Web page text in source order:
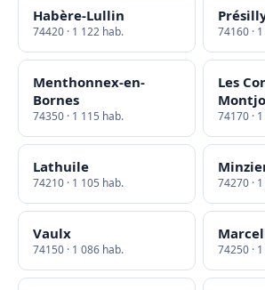
Habère-Lullin
74420 · 1 122 hab. 74160 ·
Menthonnex-en-
Bornes
74350 · 1 115 hab.
Les
74170 ·
Lathuile
74210 · 1 105 hab. 74270 ·
Vaulx
74150 · 1 086 hab. 74250 ·